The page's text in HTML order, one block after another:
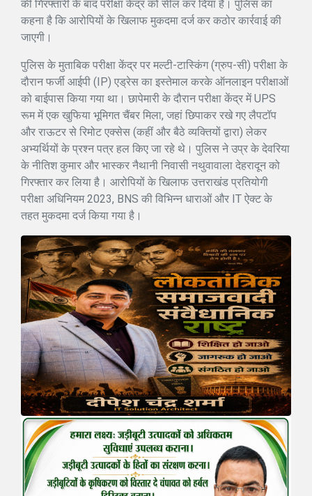
की गिरफ्तारी के बाद परीक्षा केंद्र को सील कर दिया है। पुलिस का
कहना है कि आरोपियों के खिलाफ मुकदमा दर्ज कर कठोर कार्रवाई की
जाएगी।
पुलिस के मुताबिक परीक्षा केंद्र पर मल्टी-टास्किंग (ग्रुप-सी) परीक्षा के
दौरान फर्जी आईपी (IP) एड्रेस का इस्तेमाल करके ऑनलाइन परीक्षाओं
को बाईपास किया गया था। छापेमारी के दौरान परीक्षा केंद्र में UPS
रूम में एक खुफिया भूमिगत चैंबर मिला, जहां छिपाकर रखे गए लैपटॉप
और राऊटर से रिमोट एक्सेस (कहीं और बैठे व्यक्तियों द्वारा) लेकर
अभ्यर्थियों के प्रश्न पत्र हल किए जा रहे थे। पुलिस ने उप्र के देवरिया
के नीतिश कुमार और भास्कर नैथानी निवासी नथुवावाला देहरादून को
गिरफ्तार कर लिया है। आरोपियों के खिलाफ उत्तराखंड प्रतियोगी
परीक्षा अधिनियम 2023, BNS की विभिन्न धाराओं और IT ऐक्ट के
तहत मुकदमा दर्ज किया गया है।